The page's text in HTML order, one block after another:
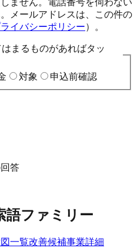
メールアドレスは、この件の
イバシーポリシー）。
まるものがあればタッ
対象 申込前確認
答
語ファミリー
一覧改善候補事業詳細